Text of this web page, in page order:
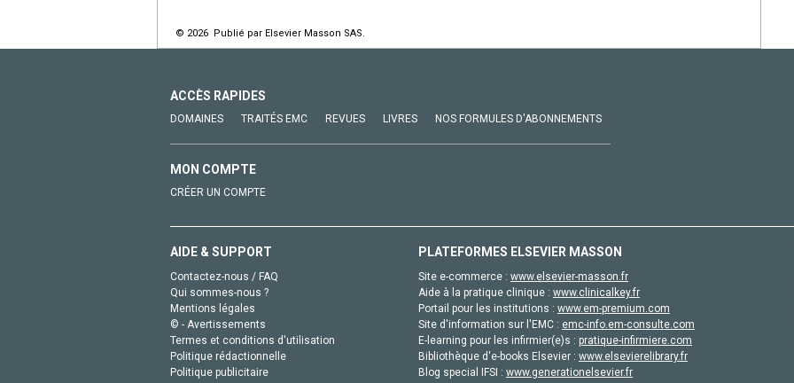
© 2026 Publié par Elsevier Masson SAS.
ACCÈS RAPIDES
DOMAINES TRAITÉS EMC REVUES LIVRES NOS FORMULES D'ABONNEMENTS
MON COMPTE
CRÉER UN COMPTE
AIDE & SUPPORT
Contactez-nous / FAQ
Qui sommes-nous ?
Mentions légales
© - Avertissements
Termes et conditions d'utilisation
Politique rédactionnelle
Politique publicitaire
PLATEFORMES ELSEVIER MASSON
Site e-commerce : www.elsevier-masson.fr
Aide à la pratique clinique : www.clinicalkey.fr
Portail pour les institutions : www.em-premium.com
Site d'information sur l'EMC : emc-info.em-consulte.com
E-learning pour les infirmier(e)s : pratique-infirmiere.com
Bibliothèque d'e-books Elsevier : www.elsevierelibrary.fr
Blog special IFSI : www.generationelsevier.fr